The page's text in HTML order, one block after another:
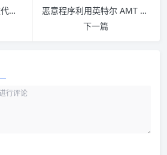
谷歌应用商店出现首款代码注入式 Android 恶意软件
恶意程序利用英特尔 AMT 窃取数据和躲避防火墙
下一篇